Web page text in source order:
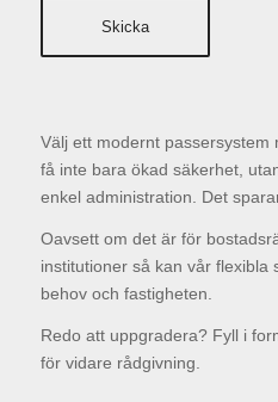
Välj ett modernt passersystem
få inte bara ökad säkerhet,
enkel administration. Det
Oavsett om det är för
institutioner så kan vår flexibla
behov och fastigheten.
Redo att uppgradera? Fyll i
för vidare rådgivning.